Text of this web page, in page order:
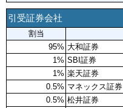
引受証券会社
割当
95% 大和証券
1% SBI証券
1% 楽天証券
0.5% マネックス証券
0.5% 松井証券